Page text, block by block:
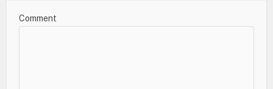
Comment